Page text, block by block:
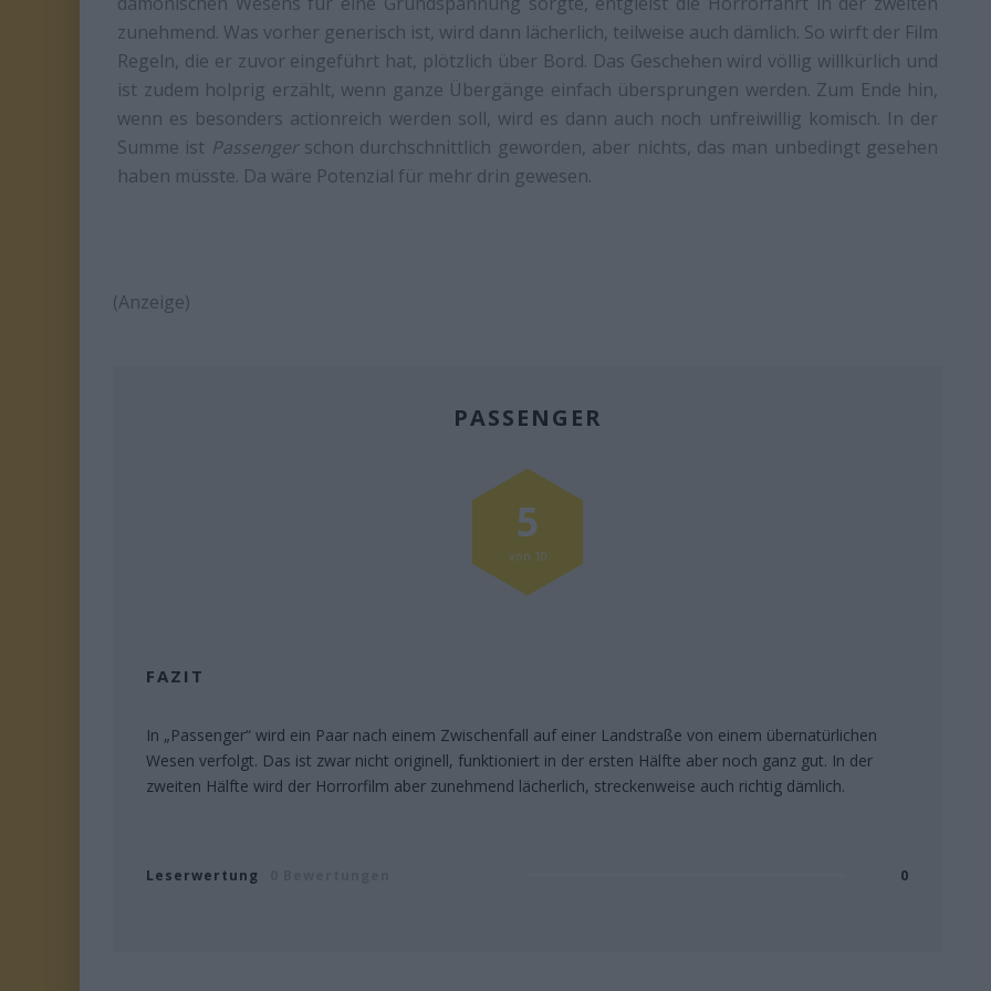
zunehmend. Was vorher generisch ist, wird dann lächerlich, teilweise auch dämlich. So wirft der Film
Regeln, die er zuvor eingeführt hat, plötzlich über Bord. Das Geschehen wird völlig willkürlich und
ist zudem holprig erzählt, wenn ganze Übergänge einfach übersprungen werden. Zum Ende hin,
wenn es besonders actionreich werden soll, wird es dann auch noch unfreiwillig komisch. In der
Summe ist Passenger schon durchschnittlich geworden, aber nichts, das man unbedingt gesehen
haben müsste. Da wäre Potenzial für mehr drin gewesen.
(Anzeige)
PASSENGER
FAZIT
In „Passenger“ wird ein Paar nach einem Zwischenfall auf einer Landstraße von einem übernatürlichen
Wesen verfolgt. Das ist zwar nicht originell, funktioniert in der ersten Hälfte aber noch ganz gut. In der
zweiten Hälfte wird der Horrorfilm aber zunehmend lächerlich, streckenweise auch richtig dämlich.
Leserwertung 0
5
von 10